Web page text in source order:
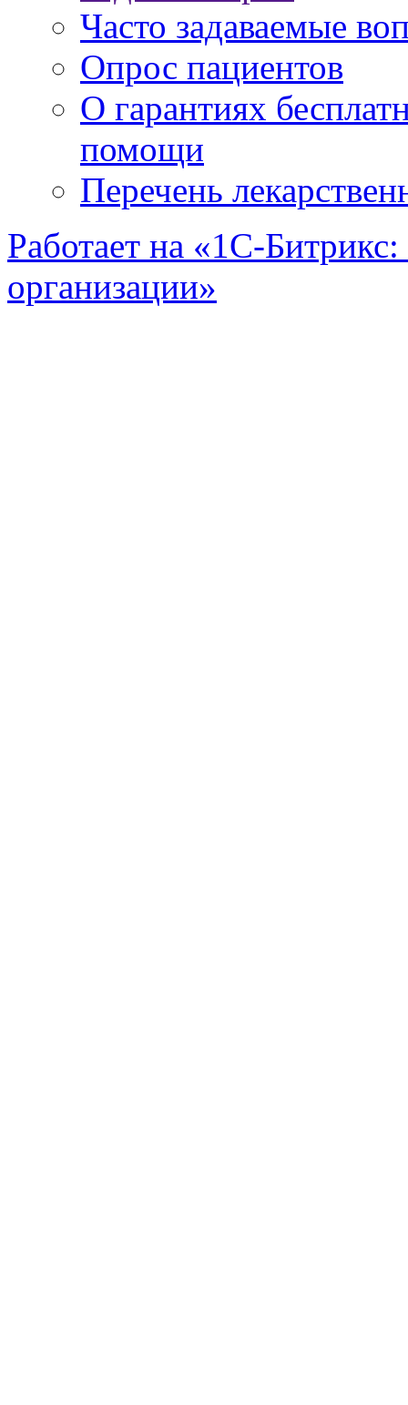
Часто задаваемые
Опрос пациентов
О гарантиях
помощи
Перечень
Работает на «1С-
организации»